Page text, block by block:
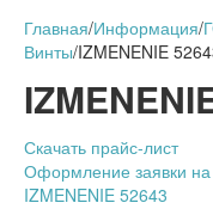
Главная/Информация/
Винты/IZMENENIE
Скачать прайс-лист
Оформление заявки на
IZMENENIE 52643